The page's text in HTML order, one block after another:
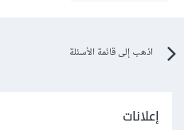
اذهب إلى قائمة الأسئلة
إعلانات